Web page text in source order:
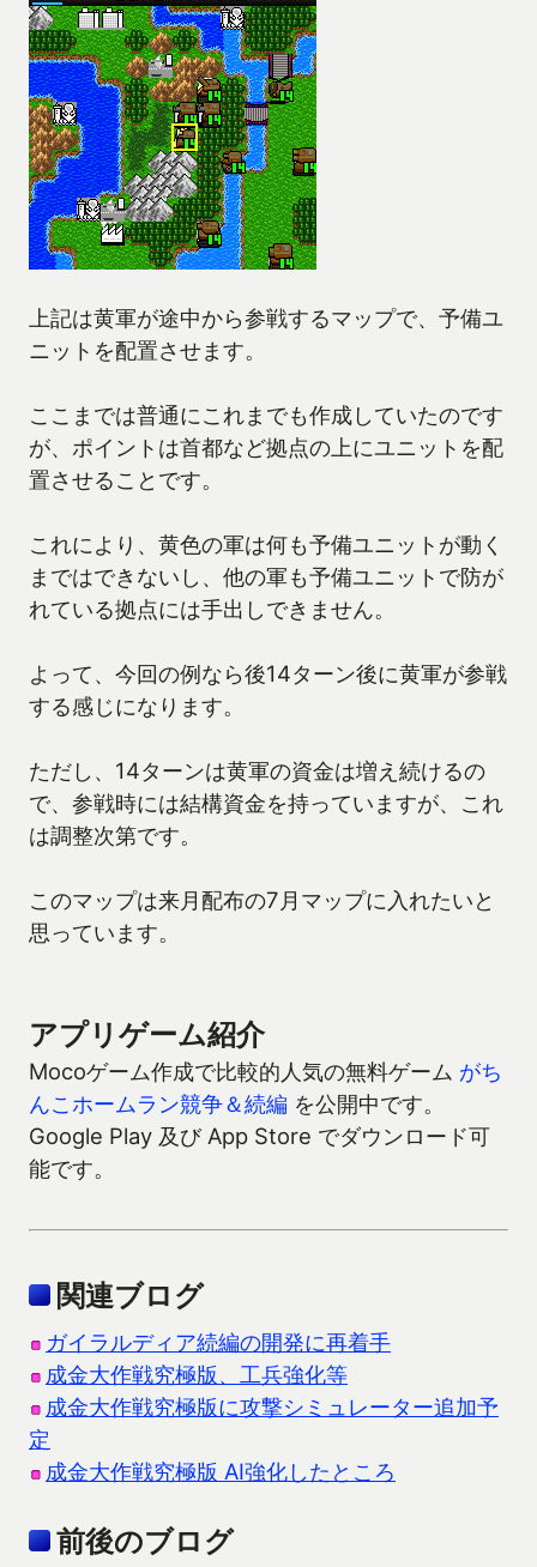
上記は黄軍が途中から参戦するマップで、予備ユ
ニットを配置させます。
ここまでは普通にこれまでも作成していたのです
が、ポイントは首都など拠点の上にユニットを配
置させることです。
これにより、黄色の軍は何も予備ユニットが動く
まではできないし、他の軍も予備ユニットで防が
れている拠点には手出しできません。
よって、今回の例なら後14ターン後に黄軍が参戦
する感じになります。
ただし、14ターンは黄軍の資金は増え続けるの
で、参戦時には結構資金を持っていますが、これ
は調整次第です。
このマップは来月配布の7月マップに入れたいと
思っています。
アプリゲーム紹介
Mocoゲーム作成で比較的人気の無料ゲーム がち
んこホームラン競争＆続編 を公開中です。
Google Play 及び App Store でダウンロード可
能です。
関連ブログ
ガイラルディア続編の開発に再着手
成金大作戦究極版、工兵強化等
成金大作戦究極版に攻撃シミュレーター追加予
定
成金大作戦究極版 AI強化したところ
前後のブログ